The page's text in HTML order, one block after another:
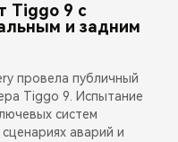
Tiggo 9 с
и задним
провела публичный
Tiggo 9. Испытание
систем
аварий и